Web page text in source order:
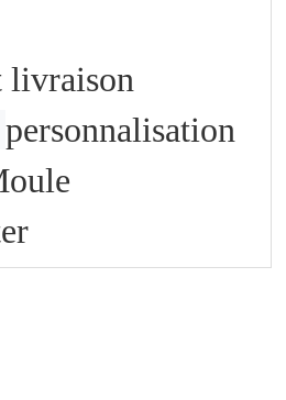
livraison
personnalisation